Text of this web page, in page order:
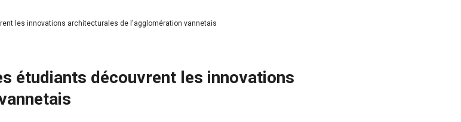
les innovations architecturales de l'agglomération vannetais
étudiants découvrent les innovations